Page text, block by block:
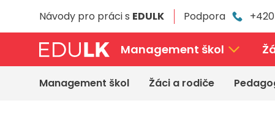
Návody pro práci s EDULK Podpora
Management škol
Management škol Žáci a rodiče